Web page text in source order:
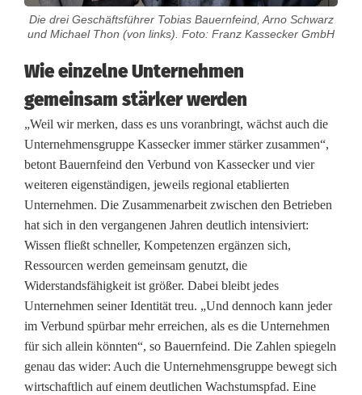
c
k
e
r
a
u
f
s
t
a
b
i
l
Die drei Geschäftsführer Tobias Bauernfeind, Arno Schwarz
und Michael Thon (von links). Foto: Franz Kassecker GmbH
Wie einzelne Unternehmen
gemeinsam stärker werden
„Weil wir merken, dass es uns voranbringt, wächst auch die
Unternehmensgruppe Kassecker immer stärker zusammen“,
betont Bauernfeind den Verbund von Kassecker und vier
weiteren eigenständigen, jeweils regional etablierten
Unternehmen. Die Zusammenarbeit zwischen den Betrieben
hat sich in den vergangenen Jahren deutlich intensiviert:
Wissen fließt schneller, Kompetenzen ergänzen sich,
Ressourcen werden gemeinsam genutzt, die
Widerstandsfähigkeit ist größer. Dabei bleibt jedes
Unternehmen seiner Identität treu. „Und dennoch kann jeder
im Verbund spürbar mehr erreichen, als es die Unternehmen
für sich allein könnten“, so Bauernfeind. Die Zahlen spiegeln
genau das wider: Auch die Unternehmensgruppe bewegt sich
wirtschaftlich auf einem deutlichen Wachstumspfad. Eine